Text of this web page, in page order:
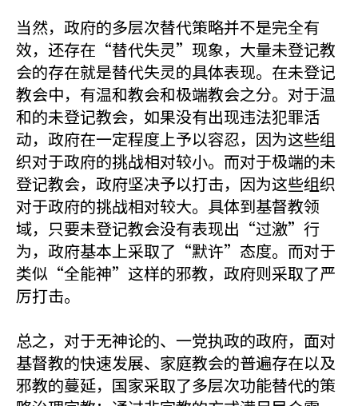
当然，政府的多层次替代策略并不是完全有
效，还存在“替代失灵”现象，大量未登记教
会的存在就是替代失灵的具体表现。在未登记
教会中，有温和教会和极端教会之分。对于温
和的未登记教会，如果没有出现违法犯罪活
动，政府在一定程度上予以容忍，因为这些组
织对于政府的挑战相对较小。而对于极端的未
登记教会，政府坚决予以打击，因为这些组织
对于政府的挑战相对较大。具体到基督教领
域，只要未登记教会没有表现出“过激”行
为，政府基本上采取了“默许”态度。而对于
类似“全能神”这样的邪教，政府则采取了严
厉打击。
总之，对于无神论的、一党执政的政府，面对
基督教的快速发展、家庭教会的普遍存在以及
邪教的蔓延，国家采取了多层次功能替代的策